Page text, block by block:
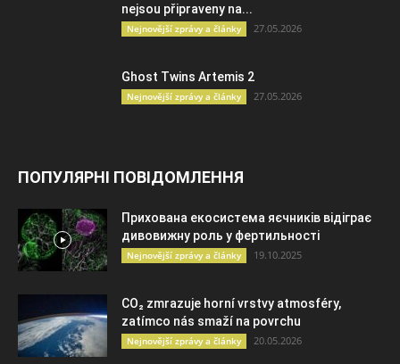
nejsou připraveny na...
Nejnovější zprávy a články 27.05.2026
Ghost Twins Artemis 2
Nejnovější zprávy a články 27.05.2026
ПОПУЛЯРНІ ПОВІДОМЛЕННЯ
Прихована екосистема яєчників відіграє
дивовижну роль у фертильності
Nejnovější zprávy a články 19.10.2025
CO₂ zmrazuje horní vrstvy atmosféry,
zatímco nás smaží na povrchu
Nejnovější zprávy a články 20.05.2026